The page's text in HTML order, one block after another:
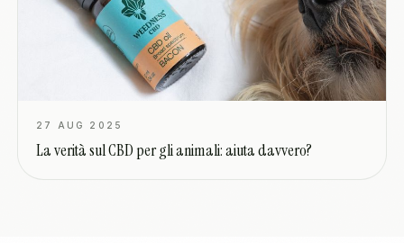
27 AUG 2025
La verità sul CBD per gli animali: aiuta davvero?